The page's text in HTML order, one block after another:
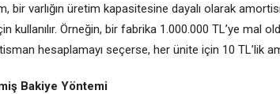
bir varlığın üretim kapasitesine dayalı olarak
kullanılır. Örneğin, bir fabrika 1.000.000 TL’ye mal
hesaplamayı seçerse, her ünite için 10 TL’lik
Bakiye Yöntemi